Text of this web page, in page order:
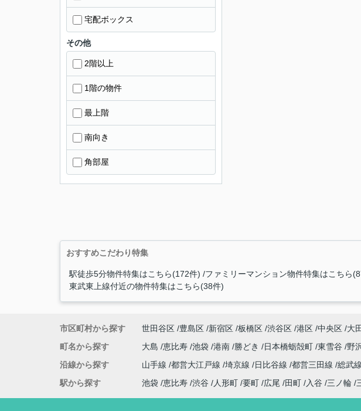
宅配ボックス
その他
2階以上
1階の物件
最上階
南向き
角部屋
おすすめこだわり特集
駅徒歩5分物件特集はこちら(172件) ファミリーマンション物件特集はこちら
東武東上線付近の物件特集はこちら(38件)
市区町村から探す 世田谷区 豊島区 新宿区 板橋区 渋谷区 港区 中央区 大
町名から探す
大島 恵比寿 池袋 港南 勝どき 日本橋蛎殻町 東雪谷 野
沿線から探す
山手線 都営大江戸線 埼京線 日比谷線 都営三田線 総武線
駅から探す
池袋 恵比寿 渋谷 人形町 要町 広尾 田町 入谷 三ノ輪